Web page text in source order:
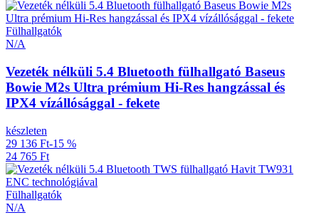
Fülhallgatók
N/A
Vezeték nélküli 5.4 Bluetooth fülhallgató Baseus
Bowie M2s Ultra prémium Hi-Res hangzással és
IPX4 vízállósággal - fekete
készleten
29 136 Ft-15 %
24 765 Ft
Fülhallgatók
N/A